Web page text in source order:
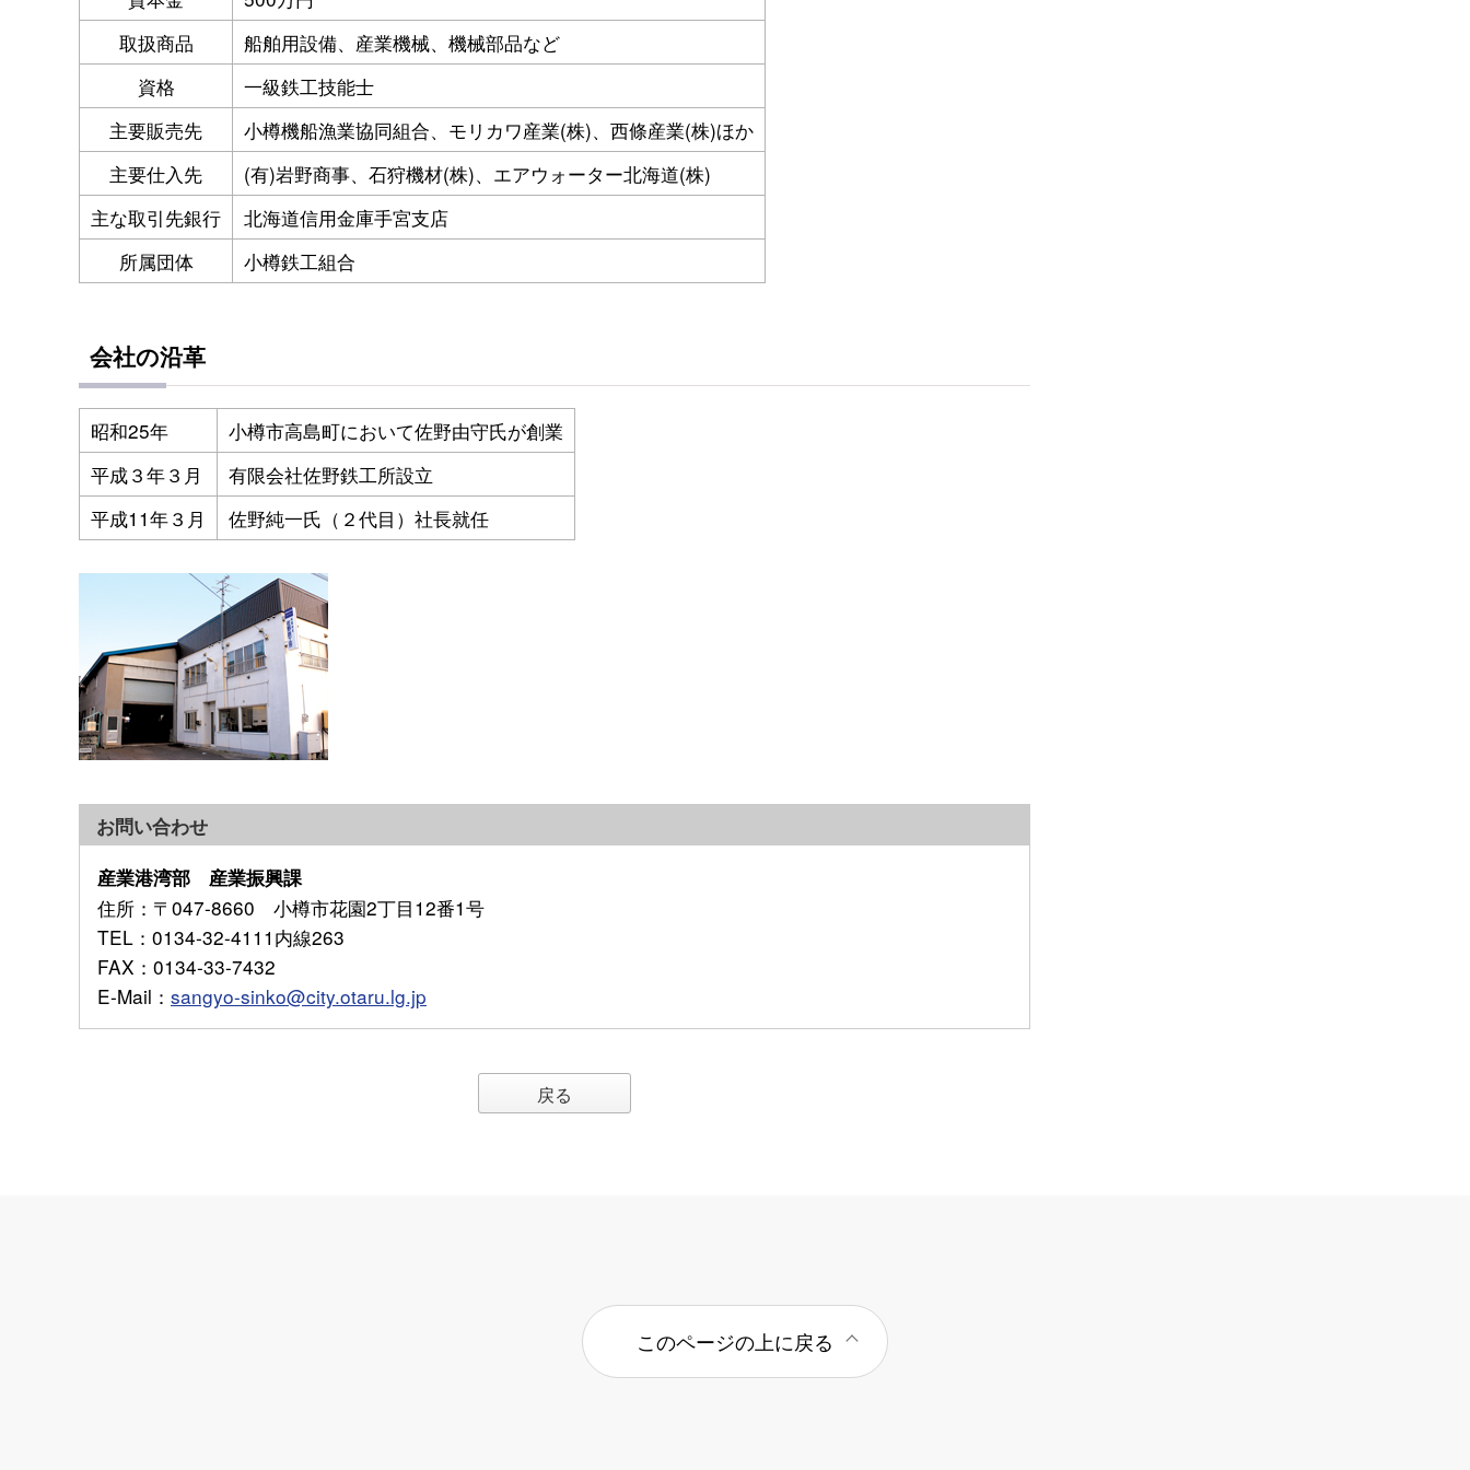
取扱商品
船舶用設備、産業機械、機械部品など
資格
一級鉄工技能士
主要販売先
小樽機船漁業協同組合、モリカワ産業(株)、西條産業(株)ほか
主要仕入先
(有)岩野商事、石狩機材(株)、エアウォーター北海道(株)
主な取引先銀行
北海道信用金庫手宮支店
所属団体
小樽鉄工組合
会社の沿革
昭和25年
小樽市高島町において佐野由守氏が創業
平成３年３月
有限会社佐野鉄工所設立
平成11年３月
佐野純一氏（２代目）社長就任
お問い合わせ
産業港湾部 産業振興課
住所 ：〒047-8660 小樽市花園2丁目12番1号
TEL ：0134-32-4111内線263
FAX ：0134-33-7432
E-Mail ： sangyo-sinko@city.otaru.lg.jp
戻る
このページの上に戻る